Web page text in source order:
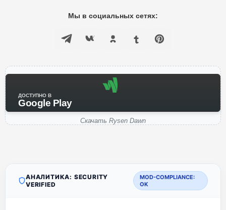
Мы в социальных сетях:
ДОСТУПНО В
Google Play
Скачать Rysen Dawn
АНАЛИТИКА: SECURITY
VERIFIED
MOD-COMPLIANCE:
OK